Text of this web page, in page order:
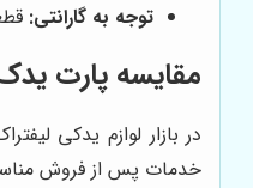
توجه به گارانتی:
مقایسه پارت
در بازار لوازم یدکی
خدمات پس از فروش